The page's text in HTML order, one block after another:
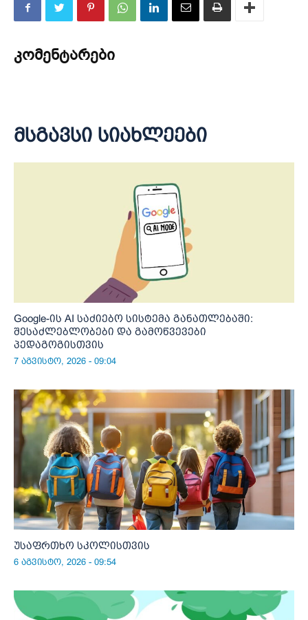
კომენტარები
მსგავსი სიახლეები
Google-ის AI საძიებო სისტემა განათლებაში:
შესაძლებლობები და გამოწვევები
პედაგოგისთვის
7 აგვისტო, 2026 - 09:04
უსაფრთხო სკოლისთვის
6 აგვისტო, 2026 - 09:54